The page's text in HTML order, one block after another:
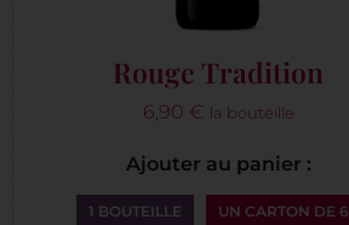
Rouge Tradition
6,90 € la bouteille
Ajouter au panier :
1 BOUTEILLE UN CARTON DE 6